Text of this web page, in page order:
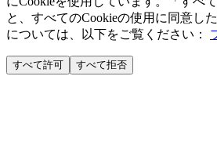
と、すべてのCookieの使用に同意し
については、以下をご覧ください：
すべて許可 すべて拒否